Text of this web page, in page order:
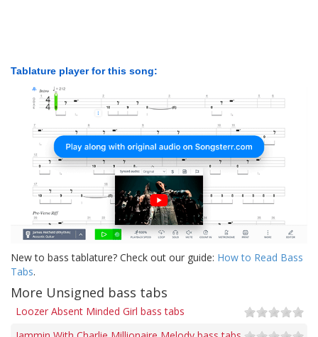
Tablature player for this song:
New to bass tablature? Check out our guide: How to Read Bass
Tabs.
More Unsigned bass tabs
Loozer Absent Minded Girl bass tabs